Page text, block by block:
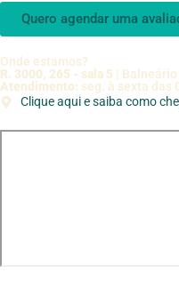
Quero agendar uma
Onde estamos?
R. 3000, 265 - sala 5 | Balneário
Atendimento: seg. à sexta das
Clique aqui e saiba como